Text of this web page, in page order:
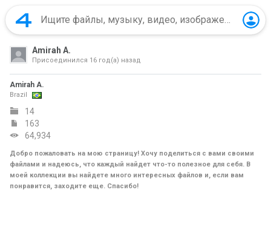
Amirah A.
Присоединился 16 год(а) назад
Amirah A.
Brazil
14
163
64,934
Добро пожаловать на мою страницу! Хочу поделиться с вами своими
файлами и надеюсь, что каждый найдет что-то полезное для себя. В
моей коллекции вы найдете много интересных файлов и, если вам
понравится, заходите еще. Спасибо!